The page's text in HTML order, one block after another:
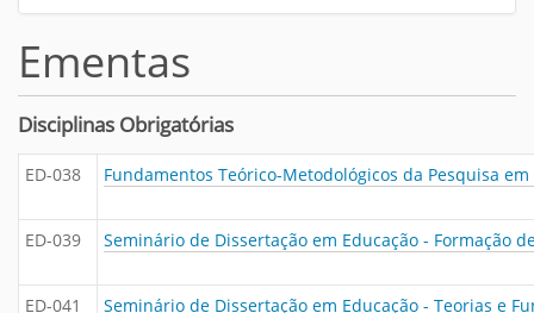
Ementas
Disciplinas Obrigatórias
ED-038 Fundamentos Teórico-Metodológicos da Pesquisa em
ED-039 Seminário de Dissertação em Educação - Formação
ED-041 Seminário de Dissertação em Educação - Teorias e